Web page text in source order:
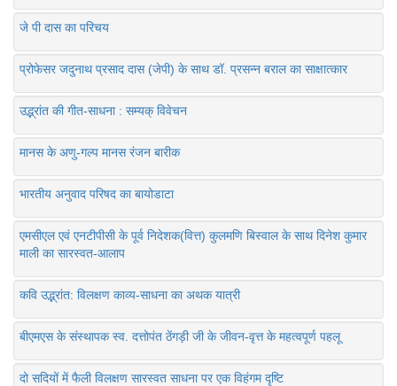
जे पी दास का परिचय
प्रोफेसर जदुनाथ प्रसाद दास (जेपी) के साथ डॉ. प्रसन्न बराल का साक्षात्कार
उद्भ्रांत की गीत-साधना : सम्यक् विवेचन
मानस के अणु-गल्प मानस रंजन बारीक
भारतीय अनुवाद परिषद का बायोडाटा
एमसीएल एवं एनटीपीसी के पूर्व निदेशक(वित्त) कुलमणि बिस्वाल के साथ दिनेश कुमार
माली का सारस्वत-आलाप
कवि उद्भ्रांत: विलक्षण काव्य-साधना का अथक यात्री
बीएमएस के संस्थापक स्व. दत्तोपंत ठेंगड़ी जी के जीवन-वृत्त के महत्वपूर्ण पहलू
दो सदियों में फैली विलक्षण सारस्वत साधना पर एक विहंगम दृष्टि